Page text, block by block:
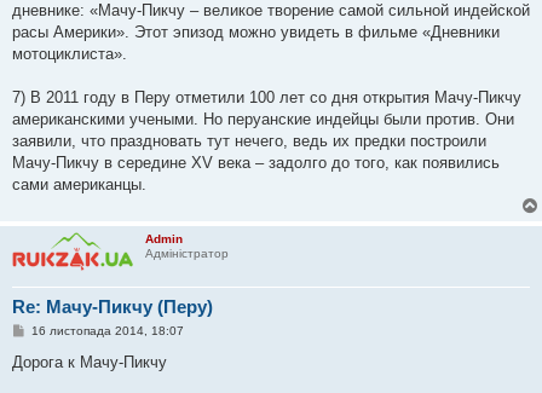
дневнике: «Мачу-Пикчу – великое творение самой сильной индейской
расы Америки». Этот эпизод можно увидеть в фильме «Дневники
мотоциклиста».
7) В 2011 году в Перу отметили 100 лет со дня открытия Мачу-Пикчу
американскими учеными. Но перуанские индейцы были против. Они
заявили, что праздновать тут нечего, ведь их предки построили
Мачу-Пикчу в середине XV века – задолго до того, как появились
сами американцы.
Admin
Адміністратор
Re: Мачу-Пикчу (Перу)
П
в
16 листопада 2014, 18:07
Дорога к Мачу-Пикчу